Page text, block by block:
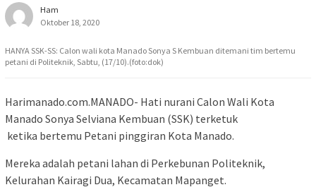
Ham
Oktober 18, 2020
HANYA SSK-SS: Calon wali kota Manado Sonya S Kembuan ditemani tim bertemu
petani di Politeknik, Sabtu, (17/10).(foto:dok)
Harimanado.com.MANADO- Hati nurani Calon Wali Kota
Manado Sonya Selviana Kembuan (SSK) terketuk
ketika bertemu Petani pinggiran Kota Manado.
Mereka adalah petani lahan di Perkebunan Politeknik,
Kelurahan Kairagi Dua, Kecamatan Mapanget.